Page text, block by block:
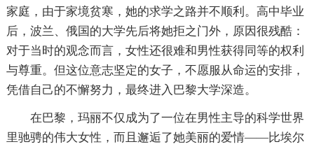
家庭，由于家境贫寒，她的求学之路并不顺利。高中毕业
后，波兰、俄国的大学先后将她拒之门外，原因很残酷：
对于当时的观念而言，女性还很难和男性获得同等的权利
与尊重。但这位意志坚定的女子，不愿服从命运的安排，
凭借自己的不懈努力，最终进入巴黎大学深造。
在巴黎，玛丽不仅成为了一位在男性主导的科学世界
里驰骋的伟大女性，而且邂逅了她美丽的爱情——比埃尔